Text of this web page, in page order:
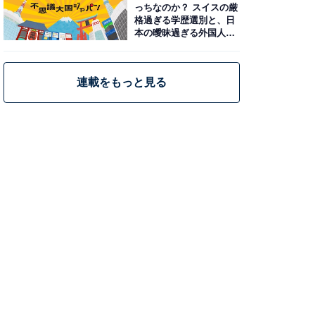
っちなのか？ スイスの厳
格過ぎる学歴選別と、日
本の曖昧過ぎる外国人政
連載をもっと見る